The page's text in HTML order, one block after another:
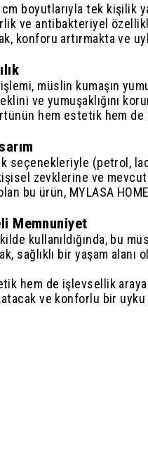
boyutlarıyla tek kişilik
ve antibakteriyel
konforu artırmakta ve
müslin kumaşın
ve yumuşaklığını
hem estetik hem de
seçenekleriyle (petrol,
zevklerine ve
bu ürün, MYLASA
Memnuniyet
kullanıldığında,
sağlıklı bir yaşam
hem de işlevsellik
ve konforlu bir